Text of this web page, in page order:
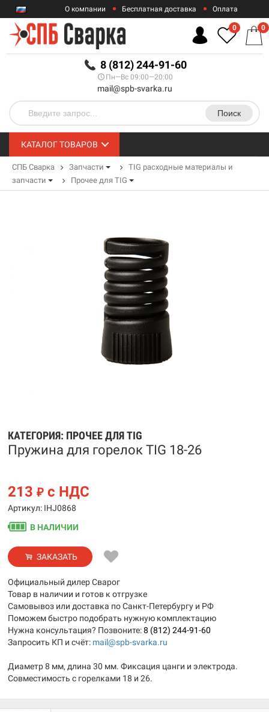
RUB
О компании Бесплатная доставка Оплата
Гарантии
8 (812) 244-91-60
Пн—Вс 09:00—20:00
mail@spb-svarka.ru
Поиск
0 0
КАТАЛОГ ТОВАРОВ
СПБ Сварка Запчасти
TIG расходные материалы и
запчасти
Прочее для TIG
КАТЕГОРИЯ: ПРОЧЕЕ ДЛЯ TIG
Пружина для горелок TIG 18-26
213 ₽ с НДС
Артикул: IHJ0868
В НАЛИЧИИ
ЗАКАЗАТЬ
Официальный дилер Сварог
Товар в наличии и готов к отгрузке
Самовывоз или доставка по Санкт-Петербургу и РФ
Поможем быстро подобрать нужную комплектацию
Нужна консультация? Позвоните:8 (812) 244-91-60
Запросить КП и счёт: mail@spb-svarka.ru
Диаметр 8 мм, длина 30 мм. Фиксация цанги и электрода.
Совместимость с горелками 18 и 26.